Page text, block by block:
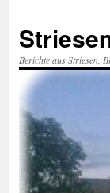
springen
Berichte aus Striesen,